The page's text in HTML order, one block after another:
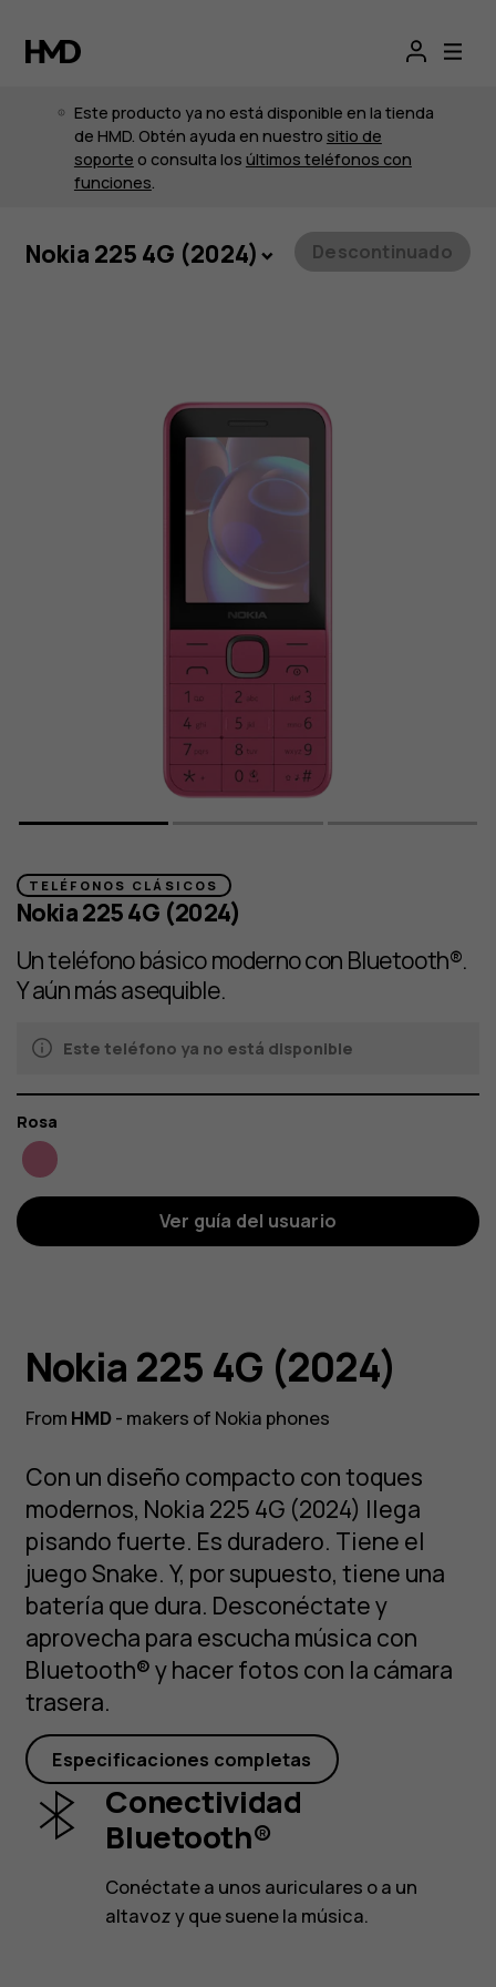
Este producto ya no está disponible en la tienda
de HMD. Obtén ayuda en nuestro sitio de
soporte o consulta los últimos teléfonos con
funciones
Nokia 225 4G (2024) Descontinuado
TELÉFONOS CLÁSICOS
Nokia 225 4G (2024)
Un teléfono básico moderno con Bluetooth®.
Y aún más asequible.
Este teléfono ya no está disponible
Color
Rosa
Ver guía del usuario
Nokia 225 4G (2024)
From HMD- makers of Nokia phones
Con un diseño compacto con toques
modernos, Nokia 225 4G (2024) llega
pisando fuerte. Es duradero. Tiene el
juego Snake. Y, por supuesto, tiene una
batería que dura. Desconéctate y
aprovecha para escucha música con
Bluetooth® y hacer fotos con la cámara
trasera.
Especificaciones completas
Conectividad
Bluetooth®
Conéctate a unos auriculares o a un
altavoz y que suene la música.